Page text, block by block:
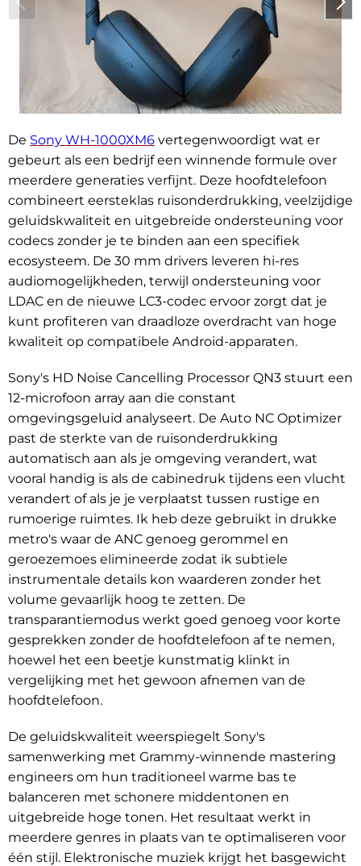
De Sony WH-1000XM6 vertegenwoordigt wat er
gebeurt als een bedrijf een winnende formule over
meerdere generaties verfijnt. Deze hoofdtelefoon
combineert eersteklas ruisonderdrukking, veelzijdige
geluidskwaliteit en uitgebreide ondersteuning voor
codecs zonder je te binden aan een specifiek
ecosysteem. De 30 mm drivers leveren hi-res
audiomogelijkheden, terwijl ondersteuning voor
LDAC en de nieuwe LC3-codec ervoor zorgt dat je
kunt profiteren van draadloze overdracht van hoge
kwaliteit op compatibele Android-apparaten.
Sony's HD Noise Cancelling Processor QN3 stuurt een
12-microfoon array aan die constant
omgevingsgeluid analyseert. De Auto NC Optimizer
past de sterkte van de ruisonderdrukking
automatisch aan als je omgeving verandert, wat
vooral handig is als de cabinedruk tijdens een vlucht
verandert of als je je verplaatst tussen rustige en
rumoerige ruimtes. Ik heb deze gebruikt in drukke
metro's waar de ANC genoeg gerommel en
geroezemoes elimineerde zodat ik subtiele
instrumentale details kon waarderen zonder het
volume gevaarlijk hoog te zetten. De
transparantiemodus werkt goed genoeg voor korte
gesprekken zonder de hoofdtelefoon af te nemen,
hoewel het een beetje kunstmatig klinkt in
vergelijking met het gewoon afnemen van de
hoofdtelefoon.
De geluidskwaliteit weerspiegelt Sony's
samenwerking met Grammy-winnende mastering
engineers om hun traditioneel warme bas te
balanceren met schonere middentonen en
uitgebreide hoge tonen. Het resultaat werkt in
meerdere genres in plaats van te optimaliseren voor
één stijl. Elektronische muziek krijgt het basgewicht